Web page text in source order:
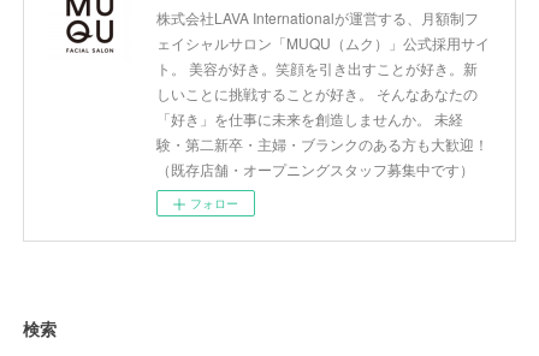
株式会社LAVA Internationalが運営する、月額制フ
ェイシャルサロン「MUQU（ムク）」公式採用サイ
ト。 美容が好き。笑顔を引き出すことが好き。新
しいことに挑戦することが好き。 そんなあなたの
「好き」を仕事に未来を創造しませんか。 未経
験・第二新卒・主婦・ブランクのある方も大歓迎！
（既存店舗・オープニングスタッフ募集中です）
フォロー
検索